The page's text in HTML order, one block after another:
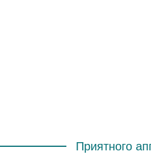
Приятного